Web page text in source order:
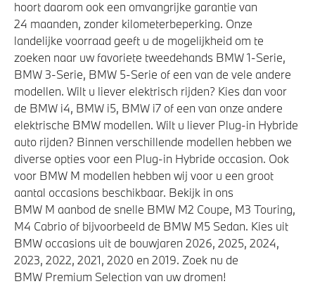
Verwarmde stoelen voor en achter
High-beam assistant
Bandenspanningsweergavesysteem
Aandrijving en onderstel
Laadkabel (Mode 3, 22kW)
Automatische 8-traps Steptronic sporttransmissie
Laadaansluiting AC (wisselstroom) laden
Kilometertacho
Integral Active Steering
Adaptief onderstel met luchtvering op voor- en
achteras
hoort daarom ook een omvangrijke garantie van
24 maanden, zonder kilometerbeperking. Onze
landelijke voorraad geeft u de mogelijkheid om te
zoeken naar uw favoriete tweedehands BMW 1-Serie,
BMW 3-Serie, BMW 5-Serie of een van de vele andere
modellen. Wilt u liever elektrisch rijden? Kies dan voor
de BMW i4, BMW i5, BMW i7 of een van onze andere
elektrische BMW modellen. Wilt u liever Plug-in Hybride
auto rijden? Binnen verschillende modellen hebben we
diverse opties voor een Plug-in Hybride occasion. Ook
voor BMW M modellen hebben wij voor u een groot
aantal occasions beschikbaar. Bekijk in ons
BMW M aanbod de snelle BMW M2 Coupe, M3 Touring,
M4 Cabrio of bijvoorbeeld de BMW M5 Sedan. Kies uit
BMW occasions uit de bouwjaren 2026, 2025, 2024,
2023, 2022, 2021, 2020 en 2019. Zoek nu de
BMW Premium Selection van uw dromen!